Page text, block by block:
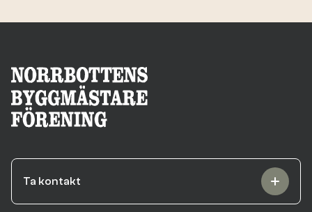
Ta kontakt